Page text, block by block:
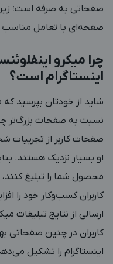
صفحاتی به صرفه‌ است؛
صفحه‌ای با تعامل مناسب
چرا میکرو
اینستاگرام است؟
شاید از خودتان بپرسید که
نسبت به صفحات بزرگ‌تر
صفحات کاربر از تجربیات
او بسیار نزدیک هستند.
محصول شما را تبلیغ
کاربران کسب‌وکار خود را
ارسالی از نتایج تبلیغات
کاربران در چنین صفحاتی
اینستاگرام را تشکیل